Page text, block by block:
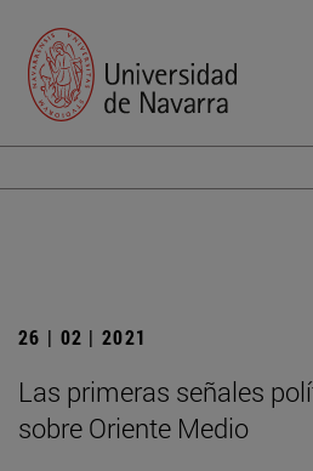
26 | 02 | 2021
Las primeras señales
sobre Oriente Medio